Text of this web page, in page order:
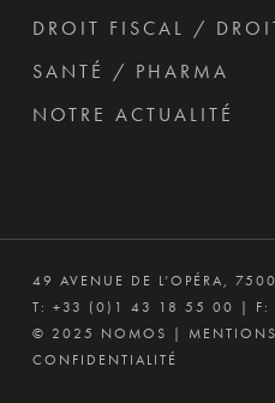
DROIT FISCAL /
SANTÉ / PHARMA
NOTRE ACTUALITÉ
49 AVENUE DE L’OPÉRA,
T: +33 (0)1 43 18 55 00 | F:
© 2025 NOMOS |
CONFIDENTIALITÉ